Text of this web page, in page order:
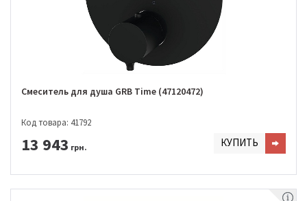
Смеситель для душа GRB Time (47120472)
Код товара: 41792
13 943 грн. КУПИТЬ